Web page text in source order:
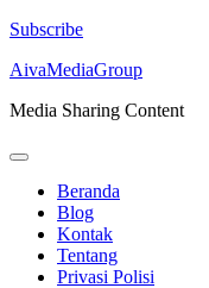
Subscribe
Lompat
konten
Enter)
AivaMediaGroup
Media Sharing Content
Beranda
Blog
Kontak
Tentang
Privasi Polisi